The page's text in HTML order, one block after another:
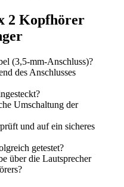
2 Kopfhörer
(3,5-mm-Anschluss)?
des Anschlusses
Umschaltung der
und auf ein sicheres
getestet?
über die Lautsprecher